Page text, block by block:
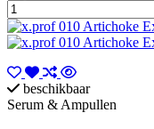
beschikbaar
Serum & Ampullen